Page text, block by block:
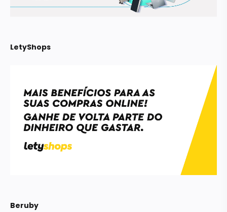
LetyShops
Beruby